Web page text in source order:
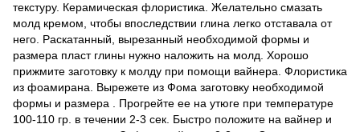
текстуру. Керамическая флористика. Желательно смазать
молд кремом, чтобы впоследствии глина легко отставала от
него. Раскатанный, вырезанный необходимой формы и
размера пласт глины нужно наложить на молд. Хорошо
прижмите заготовку к молду при помощи вайнера. Флористика
из фоамирана. Вырежете из Фома заготовку необходимой
формы и размера . Прогрейте ее на утюге при температуре
100-110 гр. в течении 2-3 сек. Быстро положите на вайнер и